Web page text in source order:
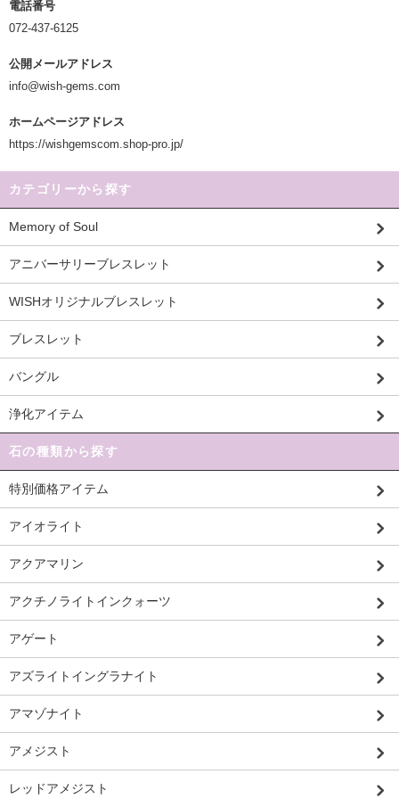
電話番号
072-437-6125
公開メールアドレス
info@wish-gems.com
ホームページアドレス
https://wishgemscom.shop-pro.jp/
カテゴリーから探す
Memory of Soul
アニバーサリーブレスレット
WISHオリジナルブレスレット
ブレスレット
バングル
浄化アイテム
石の種類から探す
特別価格アイテム
アイオライト
アクアマリン
アクチノライトインクォーツ
アゲート
アズライトイングラナイト
アマゾナイト
アメジスト
レッドアメジスト